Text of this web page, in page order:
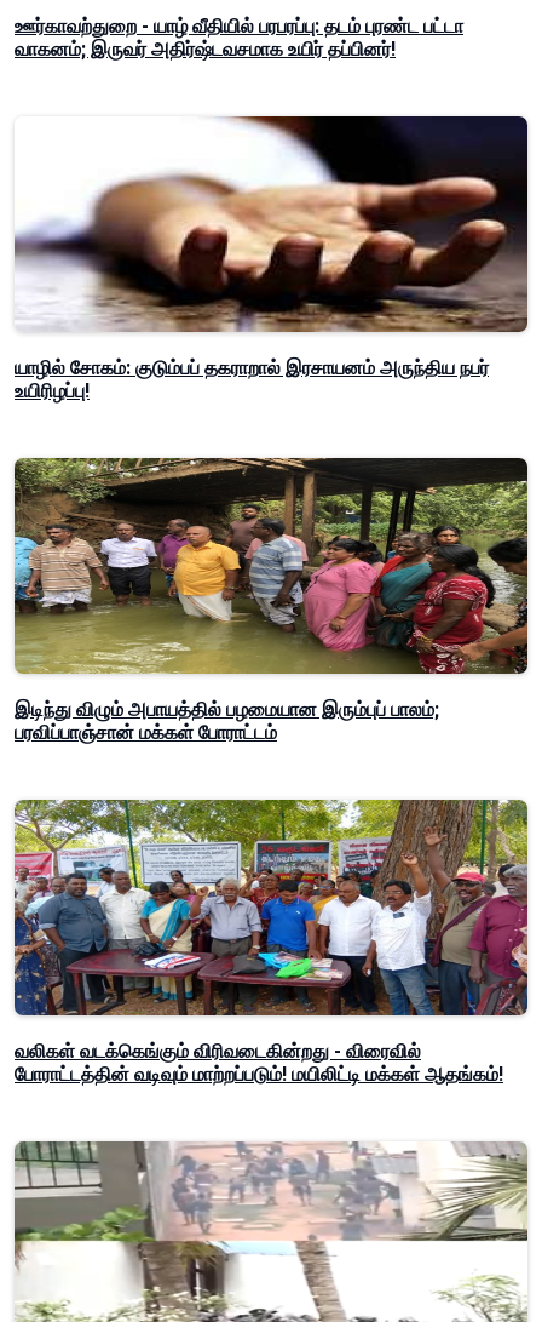
ஊர்காவற்துறை - யாழ் வீதியில் பரபரப்பு: தடம் புரண்ட பட்டா
வாகனம்; இருவர் அதிர்ஷ்டவசமாக உயிர் தப்பினர்!
யாழில் சோகம்: குடும்பப் தகராறால் இரசாயனம் அருந்திய நபர்
உயிரிழப்பு!
இடிந்து விழும் அபாயத்தில் பழமையான இரும்புப் பாலம்;
பரவிப்பாஞ்சான் மக்கள் போராட்டம்
வலிகள் வடக்கெங்கும் விரிவடைகின்றது - விரைவில்
போராட்டத்தின் வடிவும் மாற்றப்படும்! மயிலிட்டி மக்கள் ஆதங்கம்!